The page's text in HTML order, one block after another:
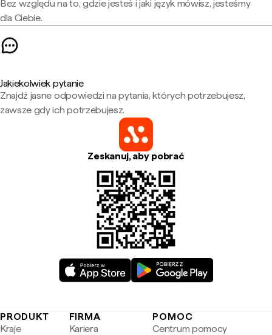
Bez względu na to, gdzie jesteś i jaki język mówisz, jesteśmy
dla Ciebie.
Jakiekolwiek pytanie
Znajdź jasne odpowiedzi na pytania, których potrzebujesz,
zawsze gdy ich potrzebujesz.
Zeskanuj, aby pobrać
PRODUKT
Kraje
FIRMA
Kariera
POMOC
Centrum pomocy